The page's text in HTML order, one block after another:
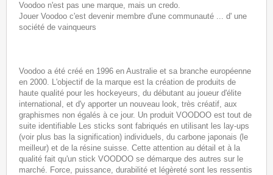
Voodoo n'est pas une marque, mais un credo.
Jouer Voodoo c'est devenir membre d'une communauté ... d' une
société de vainqueurs
Voodoo a été créé en 1996 en Australie et sa branche européenne
en 2000. L'objectif de la marque est la création de produits de
haute qualité pour les hockeyeurs, du débutant au joueur d'élite
international, et d'y apporter un nouveau look, très créatif, aux
graphismes non égalés à ce jour. Un produit VOODOO est tout de
suite identifiable Les sticks sont fabriqués en utilisant les lay-ups
(voir plus bas la signification) individuels, du carbone japonais (le
meilleur) et de la résine suisse. Cette attention au détail et à la
qualité fait qu'un stick VOODOO se démarque des autres sur le
marché. Force, puissance, durabilité et légèreté sont les ressentis